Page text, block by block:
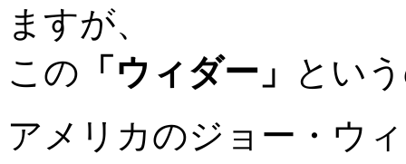
ますが、
この 「ウィダー」
とい
アメリカのジョー・ウ